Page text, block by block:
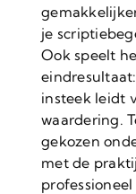
je
Ook speelt
insteek leidt
waardering.
gekozen
met de